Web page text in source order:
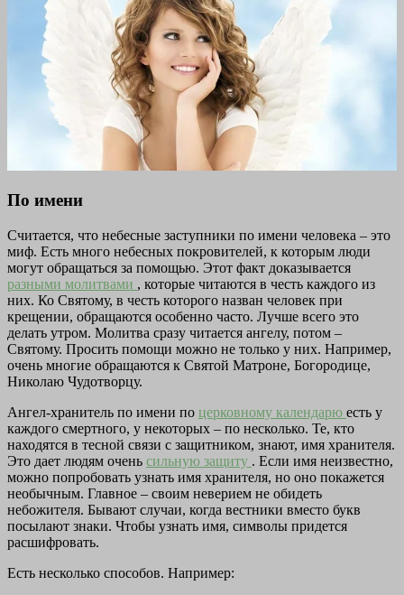
По имени
Считается, что небесные заступники по имени человека – это
миф. Есть много небесных покровителей, к которым люди
могут обращаться за помощью. Этот факт доказывается
разными молитвами , которые читаются в честь каждого из
них. Ко Святому, в честь которого назван человек при
крещении, обращаются особенно часто. Лучше всего это
делать утром. Молитва сразу читается ангелу, потом –
Святому. Просить помощи можно не только у них. Например,
очень многие обращаются к Святой Матроне, Богородице,
Николаю Чудотворцу.
Ангел-хранитель по имени по церковному календарю есть у
каждого смертного, у некоторых – по несколько. Те, кто
находятся в тесной связи с защитником, знают, имя хранителя.
Это дает людям очень сильную защиту . Если имя неизвестно,
можно попробовать узнать имя хранителя, но оно покажется
необычным. Главное – своим неверием не обидеть
небожителя. Бывают случаи, когда вестники вместо букв
посылают знаки. Чтобы узнать имя, символы придется
расшифровать.
Есть несколько способов. Например: